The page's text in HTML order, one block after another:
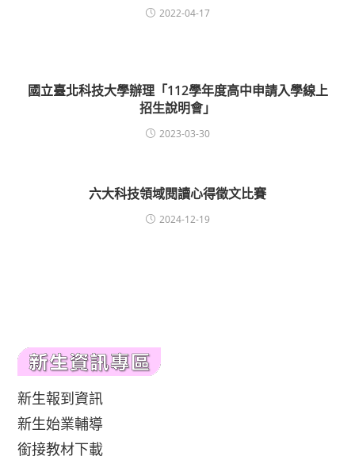
2022-04-17
國立臺北科技大學辦理「112學年度高中申請入學線上
招生說明會」
2023-03-30
六大科技領域閱讀心得徵文比賽
2024-12-19
新生報到資訊
新生始業輔導
銜接教材下載